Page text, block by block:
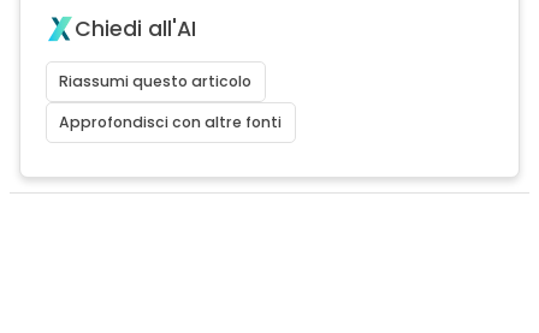
Chiedi all'AI
Riassumi questo articolo
Approfondisci con altre fonti